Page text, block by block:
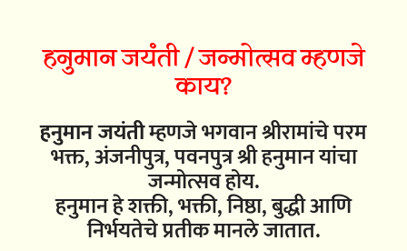
हनुमान जयंती / जन्मोत्सव म्हणजे
काय?
हनुमान जयंतीम्हणजे भगवान श्रीरामांचे परम
भक्त, अंजनीपुत्र, पवनपुत्र श्री हनुमान यांचा
जन्मोत्सव होय.
हनुमान हे शक्ती, भक्ती, निष्ठा, बुद्धी आणि
निर्भयतेचे प्रतीक मानले जातात.